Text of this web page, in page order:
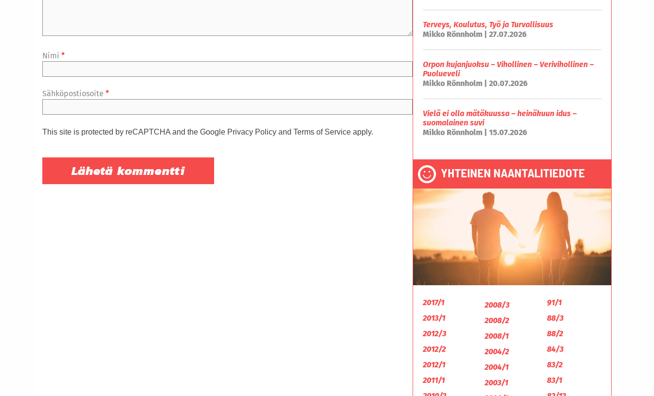
Nimi *
Sähköpostiosoite *
This site is protected by reCAPTCHA and the Google Privacy Policy and Terms of Service apply.
Terveys, Koulutus, Työ ja Turvallisuus
Mikko Rönnholm | 27.07.2026
Orpon kujanjuoksu – Vihollinen – Verivihollinen –
Puolueveli
Mikko Rönnholm | 20.07.2026
Vielä ei olla mätäkuussa – heinäkuun idus –
suomalainen suvi
Mikko Rönnholm | 15.07.2026
YHTEINEN NAANTALITIEDOTE
2017/1
2013/1
2012/3
2012/2
2012/1
2011/1
2008/3
2008/2
2008/1
2004/2
2004/1
2003/1
91/1
88/3
88/2
84/3
83/2
83/1